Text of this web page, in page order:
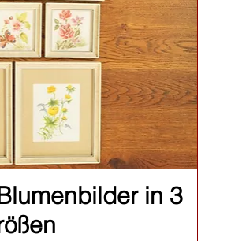
in 3